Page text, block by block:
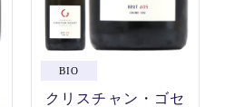
クリスチャン・ゴセ